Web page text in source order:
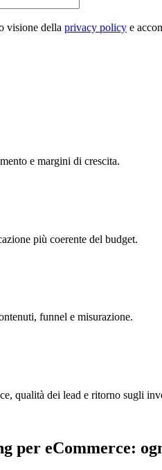
visione della privacy policy e
e margini di crescita.
più coerente del budget.
funnel e misurazione.
qualità dei lead e ritorno sugli
per eCommerce: